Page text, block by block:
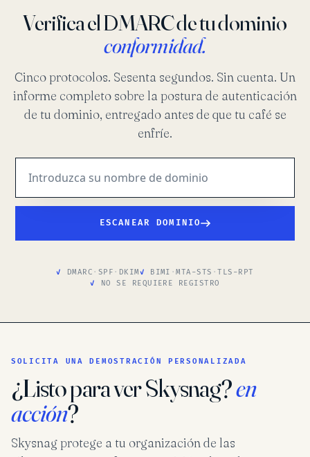
Verifica el DMARC de tu dominio
conformidad.
Cinco protocolos. Sesenta segundos. Sin cuenta. Un
informe completo sobre la postura de autenticación
de tu dominio, entregado antes de que tu café se
enfríe.
ESCANEAR DOMINIO
DMARC · SPF · DKIM BIMI ·MTA-STS ·TLS-RPT
NO SE REQUIERE REGISTRO
SOLICITA UNA DEMOSTRACIÓN PERSONALIZADA
¿Listo para ver Skysnag?en
acción?
Skysnag protege a tu organización de las